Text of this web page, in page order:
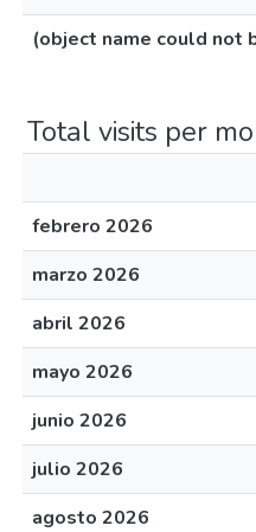
(object name could not
Total visits per
febrero 2026
marzo 2026
abril 2026
mayo 2026
junio 2026
julio 2026
agosto 2026